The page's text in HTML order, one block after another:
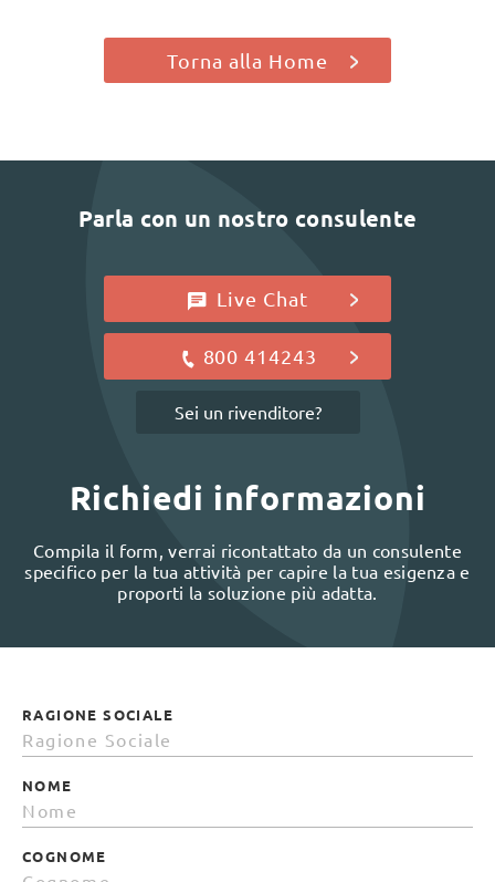
Torna alla Home
Parla con un nostro consulente
Live Chat
800 414243
Sei un rivenditore?
Richiedi informazioni
Compila il form, verrai ricontattato da un consulente
specifico per la tua attività per capire la tua esigenza e
proporti la soluzione più adatta.
RAGIONE SOCIALE
NOME
COGNOME